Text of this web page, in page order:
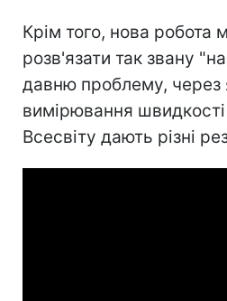
Крім того, нова робота
розв'язати так звану
давню проблему, через
вимірювання
Всесвіту дають різні